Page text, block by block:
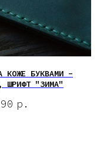
КОЖЕ БУКВАМИ -
ШРИФТ "ЗИМА"
р.